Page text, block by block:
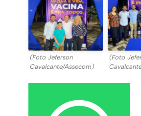
(Foto Jeferson
Cavalcante/Assecom)
(Foto